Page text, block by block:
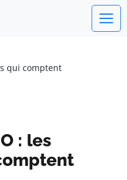
qui comptent
: les